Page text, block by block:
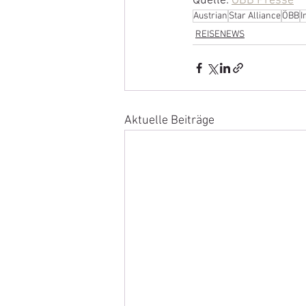
Austrian Star AllianceÖBB
REISENEWS
Aktuelle Beiträge